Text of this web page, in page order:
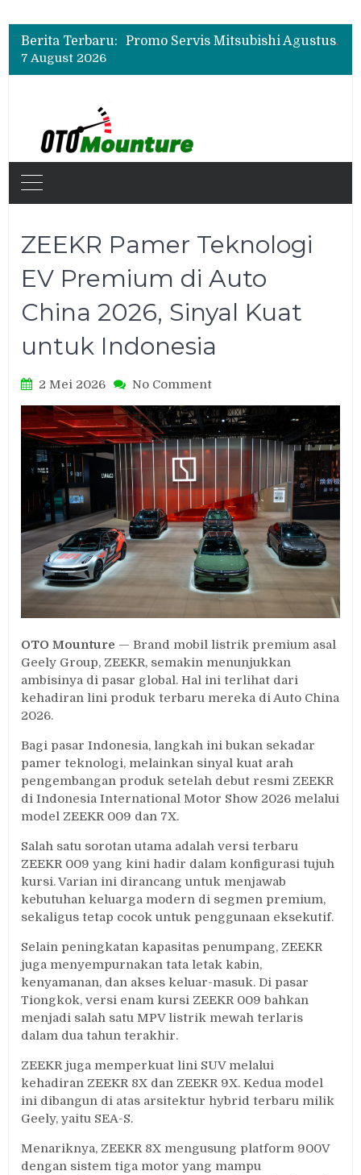
Berita Terbaru:
Promo Servis Mitsubishi Agustus 2026, Ada Diskon ESP dan Bodi & Cat Kilau Merdeka
Suzuki XL7 Terbaru Jadi Favorit Test Drive di GIIAS 2026, Ini Fitur yang Paling Dipuji
7 August 2026
ZEEKR Pamer Teknologi
EV Premium di Auto
China 2026, Sinyal Kuat
untuk Indonesia
2 Mei 2026 No Commenton
Pamer
Teknologi
EV
Premium
di
Auto
China
2026,
Sinyal
Kuat
untuk
Indonesia
OTO Mounture — Brand mobil listrik premium asal
Geely Group, ZEEKR, semakin menunjukkan
ambisinya di pasar global. Hal ini terlihat dari
kehadiran lini produk terbaru mereka di Auto China
2026.
Bagi pasar Indonesia, langkah ini bukan sekadar
pamer teknologi, melainkan sinyal kuat arah
pengembangan produk setelah debut resmi ZEEKR
di Indonesia International Motor Show 2026 melalui
model ZEEKR 009 dan 7X.
Salah satu sorotan utama adalah versi terbaru
ZEEKR 009 yang kini hadir dalam konfigurasi tujuh
kursi. Varian ini dirancang untuk menjawab
kebutuhan keluarga modern di segmen premium,
sekaligus tetap cocok untuk penggunaan eksekutif.
Selain peningkatan kapasitas penumpang, ZEEKR
juga menyempurnakan tata letak kabin,
kenyamanan, dan akses keluar-masuk. Di pasar
Tiongkok, versi enam kursi ZEEKR 009 bahkan
menjadi salah satu MPV listrik mewah terlaris
dalam dua tahun terakhir.
ZEEKR juga memperkuat lini SUV melalui
kehadiran ZEEKR 8X dan ZEEKR 9X. Kedua model
ini dibangun di atas arsitektur hybrid terbaru milik
Geely, yaitu SEA-S.
Menariknya, ZEEKR 8X mengusung platform 900V
dengan sistem tiga motor yang mampu